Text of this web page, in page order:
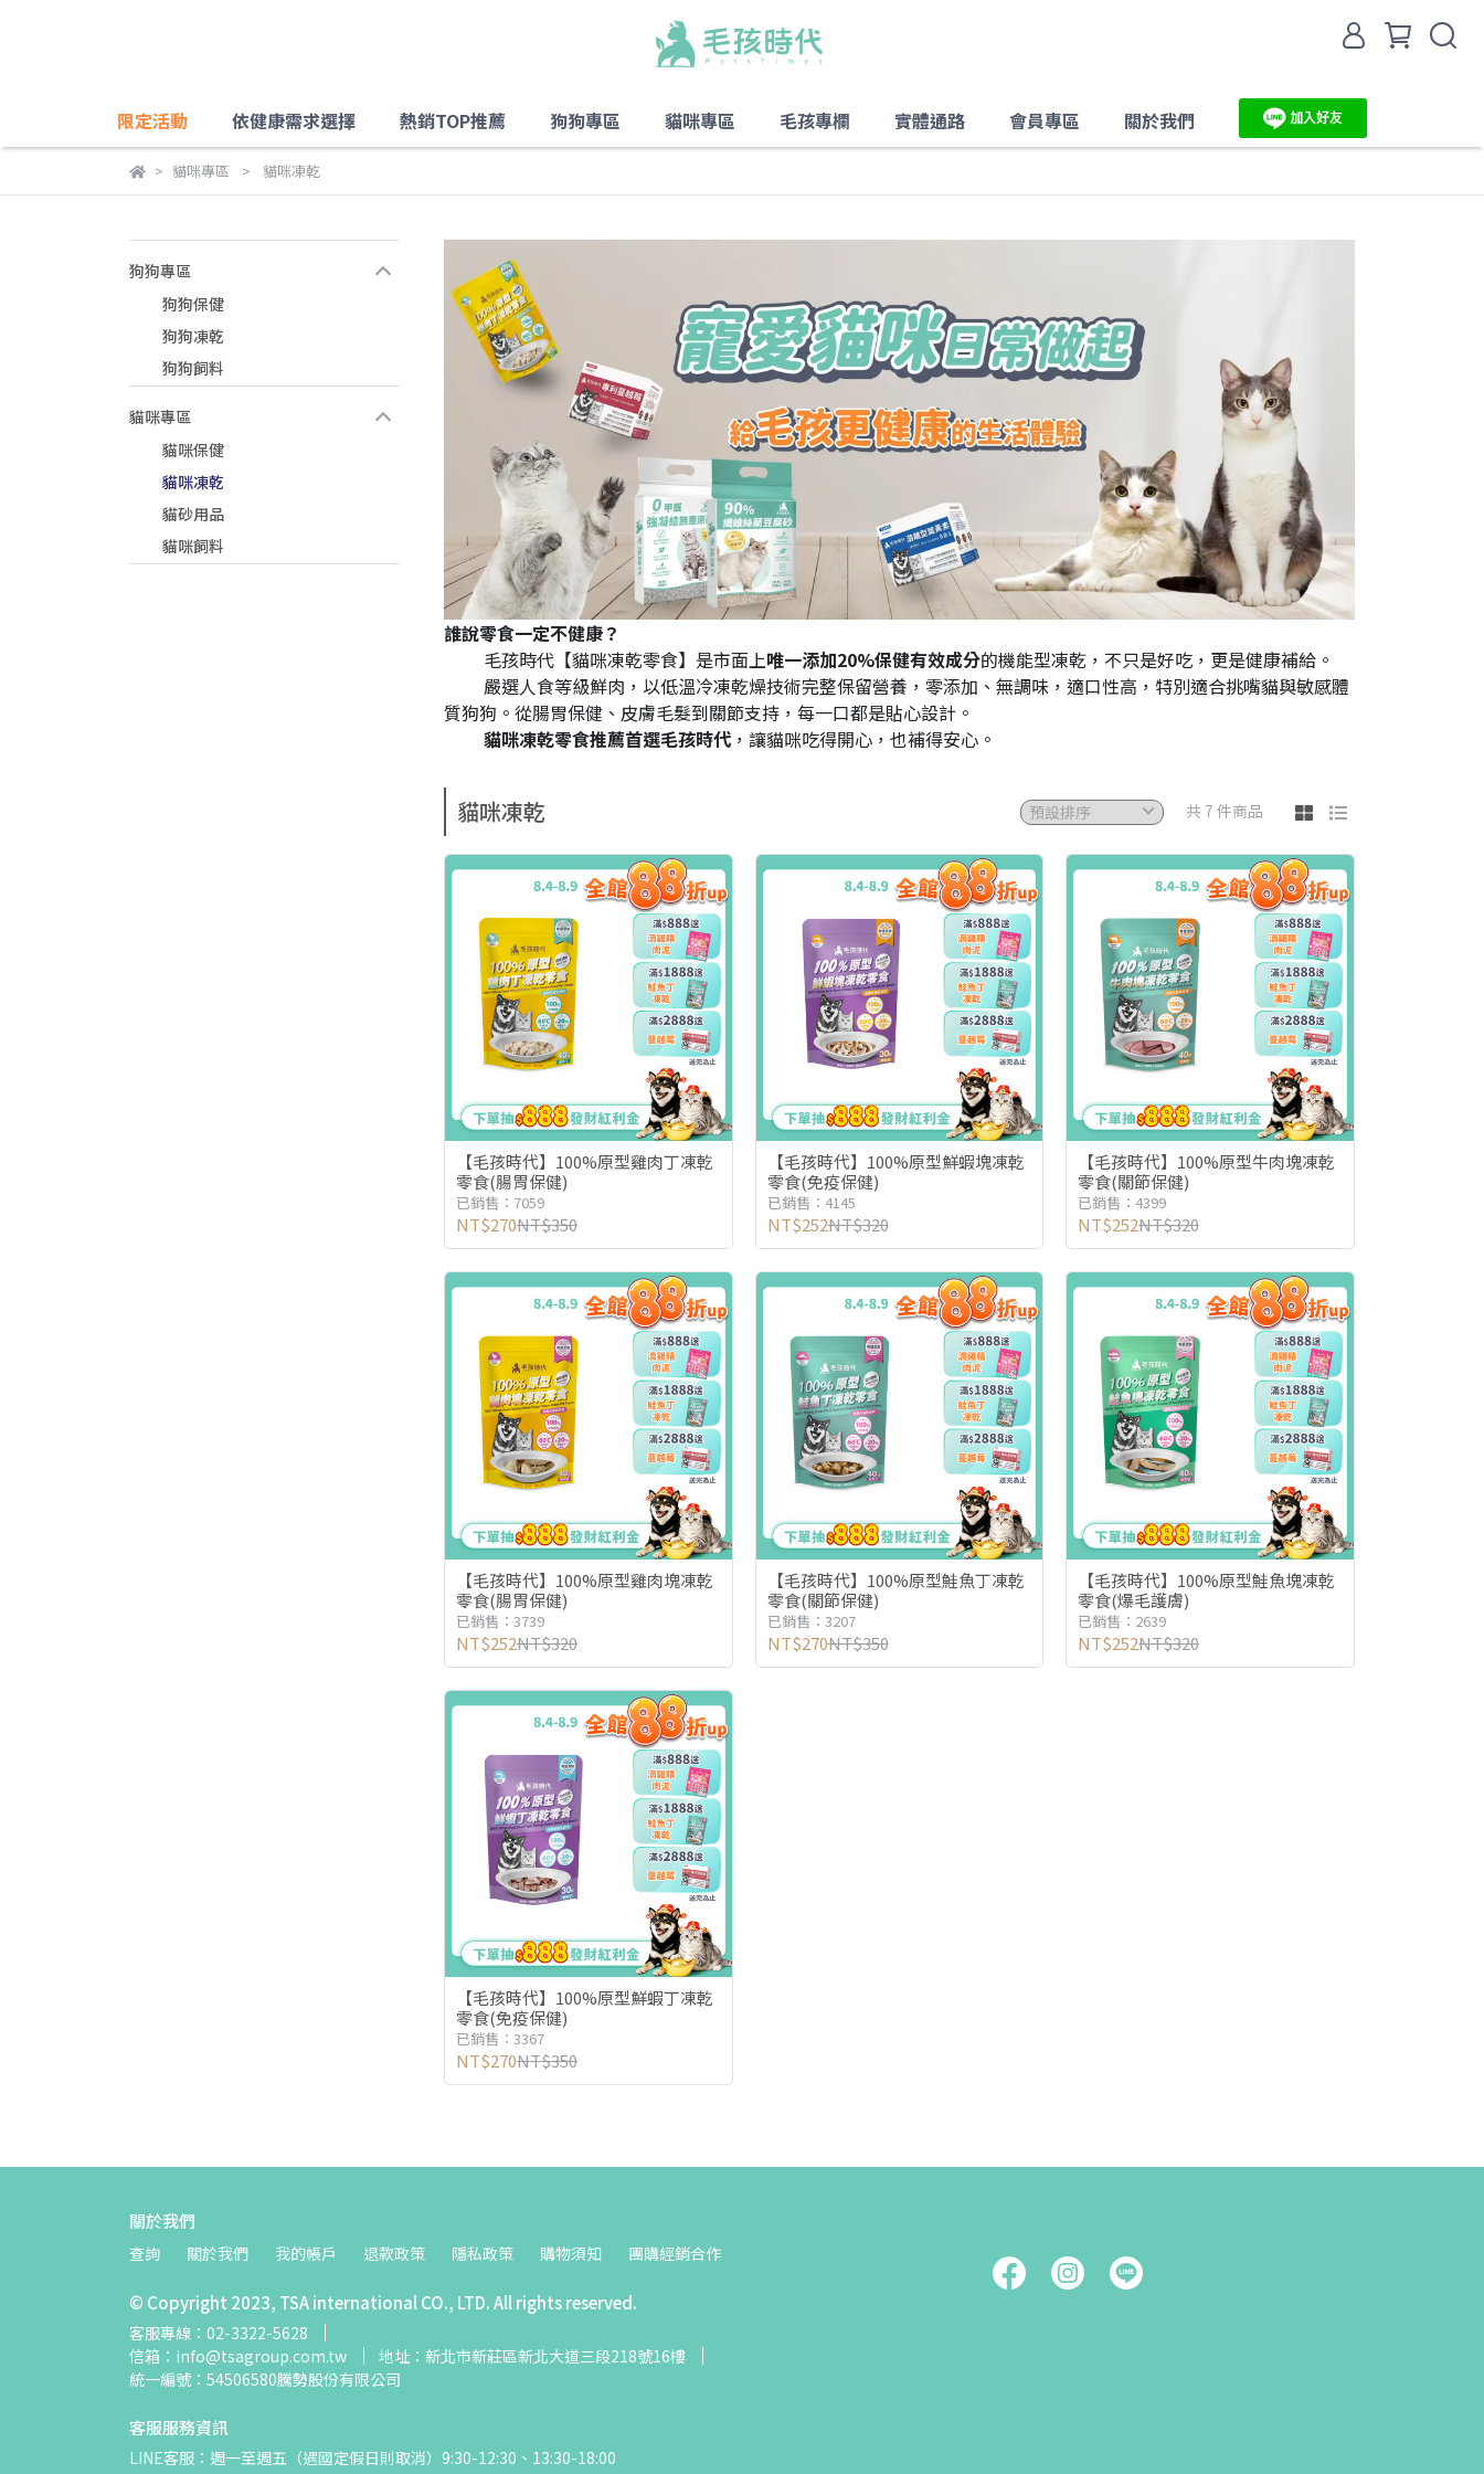
限定活動 依健康需求選擇 熱銷TOP推薦 狗狗專區 貓咪專區 毛孩專欄 實體通路 會員專區 關於我們
貓咪專區 貓咪凍乾
狗狗專區
狗狗保健
狗狗凍乾
狗狗飼料
貓咪專區
貓咪保健
貓咪凍乾
貓砂用品
貓咪飼料
誰說零食一定不健康？
毛孩時代【貓咪凍乾零食】是市面上唯一添加20%保健有效成分的機能型凍乾，不只是好吃，更是健康補給。
嚴選人食等級鮮肉，以低溫冷凍乾燥技術完整保留營養，零添加、無調味，適口性高，特別適合挑嘴貓與敏感體
質狗狗。從腸胃保健、皮膚毛髮到關節支持，每一口都是貼心設計。
貓咪凍乾零食推薦首選毛孩時代 ，讓貓咪吃得開心，也補得安心。
貓咪凍乾 共 7 件商品
【毛孩時代】100%原型雞肉丁凍乾
零食(腸胃保健)
已銷售：7059
NT$270NT$350
【毛孩時代】100%原型鮮蝦塊凍乾
零食(免疫保健)
已銷售：4145
NT$252NT$320
【毛孩時代】100%原型牛肉塊凍乾
零食(關節保健)
已銷售：4399
NT$252NT$320
【毛孩時代】100%原型雞肉塊凍乾
零食(腸胃保健)
已銷售：3739
NT$252NT$320
【毛孩時代】100%原型鮭魚丁凍乾
零食(關節保健)
已銷售：3207
NT$270NT$350
【毛孩時代】100%原型鮭魚塊凍乾
零食(爆毛護膚)
已銷售：2639
NT$252NT$320
【毛孩時代】100%原型鮮蝦丁凍乾
零食(免疫保健)
已銷售：3367
NT$270NT$350
關於我們
查詢 關於我們 我的帳戶 退款政策 隱私政策 購物須知 團購經銷合作
© Copyright 2023, TSA international CO., LTD. All rights reserved.
客服專線：02-3322-5628
信箱：info@tsagroup.com.tw
地址：新北市新莊區新北大道三段218號16樓
統一編號：54506580騰勢股份有限公司
客服服務資訊
LINE客服：週一至週五（遇國定假日則取消）9:30-12:30、13:30-18:00